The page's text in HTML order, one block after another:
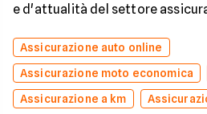
e d'attualità del settore
Assicurazione auto online
Assicurazione moto economica
Assicurazione a km